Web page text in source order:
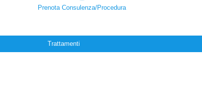
Prenota Consulenza/Procedura
Trattamenti